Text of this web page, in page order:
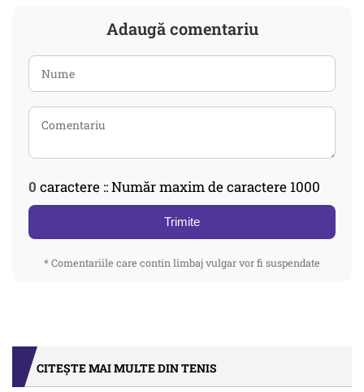
Adaugă comentariu
0 caractere :: Număr maxim de caractere 1000
Trimite
* Comentariile care contin limbaj vulgar vor fi suspendate
CITEȘTE MAI MULTE DIN TENIS